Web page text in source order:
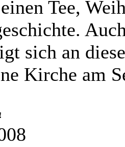
Tee,
sich an
Kirche am